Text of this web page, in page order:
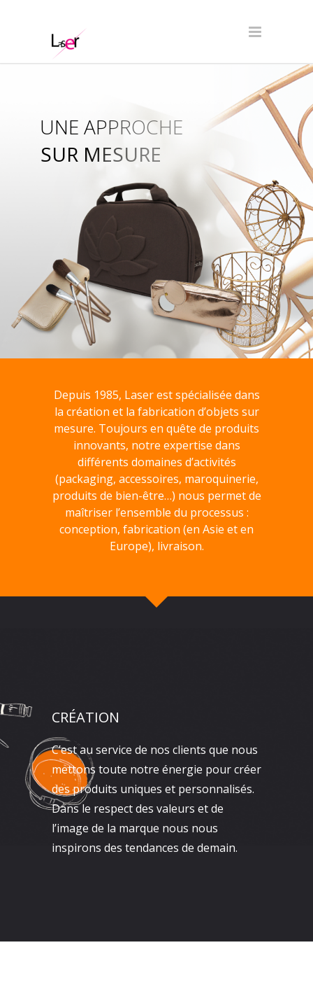
SUR MESURE
UNE APPROCHE
Depuis 1985, Laser est spécialisée dans
la création et la fabrication d’objets sur
mesure. Toujours en quête de produits
innovants, notre expertise dans
différents domaines d’activités
(packaging, accessoires, maroquinerie,
produits de bien-être…) nous permet de
maîtriser l’ensemble du processus :
conception, fabrication (en Asie et en
Europe), livraison.
CRÉATION
C’est au service de nos clients que nous
mettons toute notre énergie pour créer
des produits uniques et personnalisés.
Dans le respect des valeurs et de
l’image de la marque nous nous
inspirons des tendances de demain.